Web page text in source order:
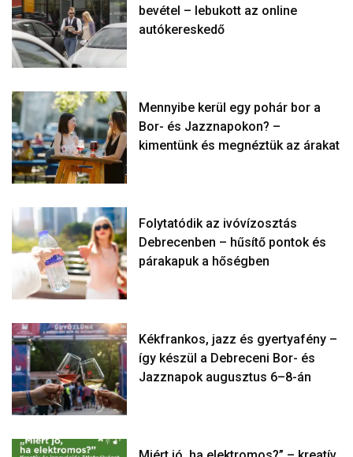
bevétel – lebukott az online
autókereskedő
Mennyibe kerül egy pohár bor a
Bor- és Jazznapokon? –
kimentünk és megnéztük az árakat
Folytatódik az ivóvízosztás
Debrecenben – hűsítő pontok és
párakapuk a hőségben
Kékfrankos, jazz és gyertyafény –
így készül a Debreceni Bor- és
Jazznapok augusztus 6–8-án